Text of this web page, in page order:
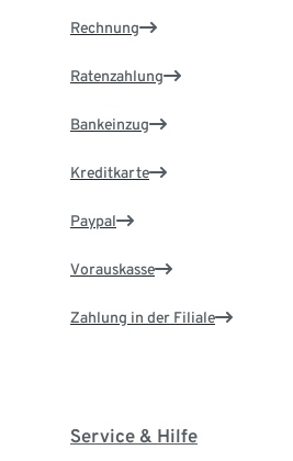
Rechnung
Ratenzahlung
Bankeinzug
Kreditkarte
Paypal
Vorauskasse
Zahlung in der Filiale
Service & Hilfe